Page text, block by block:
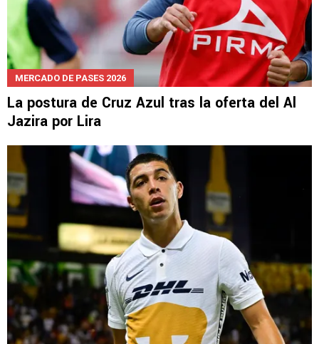
MERCADO DE PASES 2026
La postura de Cruz Azul tras la oferta del Al
Jazira por Lira